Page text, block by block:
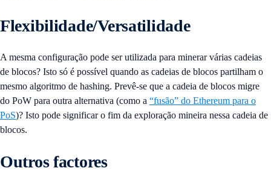
Flexibilidade/Versatilidade
A mesma configuração pode ser utilizada para minerar várias cadeias
de blocos? Isto só é possível quando as cadeias de blocos partilham o
mesmo algoritmo de hashing. Prevê-se que a cadeia de blocos migre
do PoW para outra alternativa (como a “fusão” do Ethereum para o
PoS)? Isto pode significar o fim da exploração mineira nessa cadeia de
blocos.
Outros factores